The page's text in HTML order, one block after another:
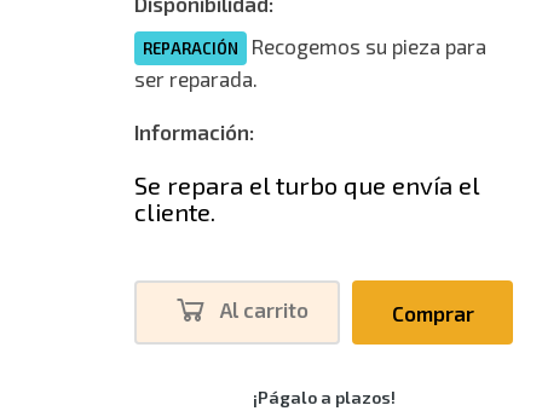
REPARACIÓN
Recogemos su pieza para
ser reparada.
Información:
Se repara el turbo que envía el
cliente.
Al carrito Comprar